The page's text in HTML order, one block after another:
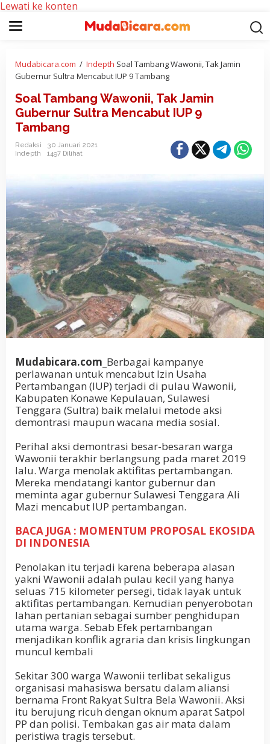
Lewati ke konten
Mudabicara.com / Indepth Soal Tambang Wawonii, Tak Jamin
Gubernur Sultra Mencabut IUP 9 Tambang
Soal Tambang Wawonii, Tak Jamin
Gubernur Sultra Mencabut IUP 9
Tambang
Redaksi
30 Januari 2021
Indepth
1497 Dilihat
Mudabicara.com_ Berbagai kampanye
perlawanan untuk mencabut Izin Usaha
Pertambangan (IUP) terjadi di pulau Wawonii,
Kabupaten Konawe Kepulauan, Sulawesi
Tenggara (Sultra) baik melalui metode aksi
demontrasi maupun wacana media sosial.
Perihal aksi demontrasi besar-besaran warga
Wawonii terakhir berlangsung pada maret 2019
lalu. Warga menolak aktifitas pertambangan.
Mereka mendatangi kantor gubernur dan
meminta agar gubernur Sulawesi Tenggara Ali
Mazi mencabut IUP pertambangan.
BACA JUGA : MOMENTUM PROPOSAL EKOSIDA
DI INDONESIA
Penolakan itu terjadi karena beberapa alasan
yakni Wawonii adalah pulau kecil yang hanya
seluas 715 kilometer persegi, tidak layak untuk
aktifitas pertambangan. Kemudian penyerobotan
lahan pertanian sebagai sumber penghidupan
utama warga. Sebab Efek pertambangan
menjadikan konflik agraria dan krisis lingkungan
muncul kembali
Sekitar 300 warga Wawonii terlibat sekaligus
organisasi mahasiswa bersatu dalam aliansi
bernama Front Rakyat Sultra Bela Wawonii. Aksi
itu berujung ricuh dengan oknum aparat Satpol
PP dan polisi. Tembakan gas air mata dalam
peristiwa tragis tersebut.